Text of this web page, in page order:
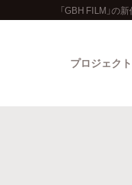
「GBH FILM」の
プロジェク